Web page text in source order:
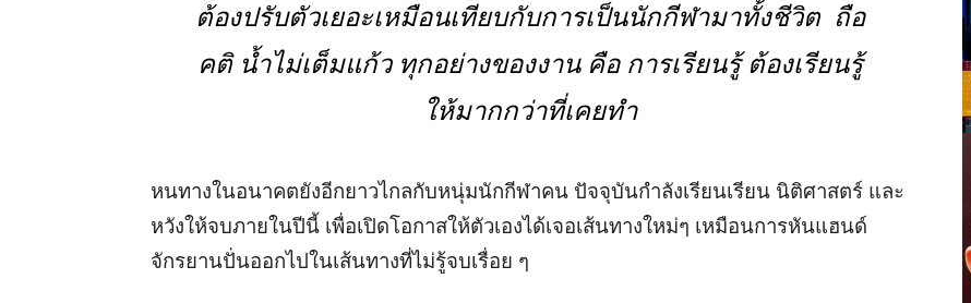
ต้องปรับตัวเยอะเหมือนเทียบกับการเป็นนักกีฬามาทั้งชีวิต ถือ
คติ น้ำไม่เต็มแก้ว ทุกอย่างของงาน คือ การเรียนรู้ ต้องเรียนรู้
ให้มากกว่าที่เคยทำ
หนทางในอนาคตยังอีกยาวไกลกับหนุ่มนักกีฬาคน ปัจจุบันกำลังเรียนเรียน นิติศาสตร์ และ
หวังให้จบภายในปีนี้ เพื่อเปิดโอกาสให้ตัวเองได้เจอเส้นทางใหม่ๆ เหมือนการหันแฮนด์
จักรยานปั่นออกไปในเส้นทางที่ไม่รู้จบเรื่อย ๆ